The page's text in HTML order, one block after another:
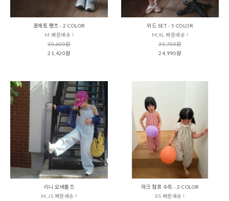
포에토 팬츠 - 2 COLOR
M 빠른배송 !
30,600원
21,420원
위드 SET - 5 COLOR
M,XL 빠른배송 !
35,700원
24,990원
리니 오버롤즈
M,JS 빠른배송 !
마크 점프 수트 - 2 COLOR
XS 빠른배송 !